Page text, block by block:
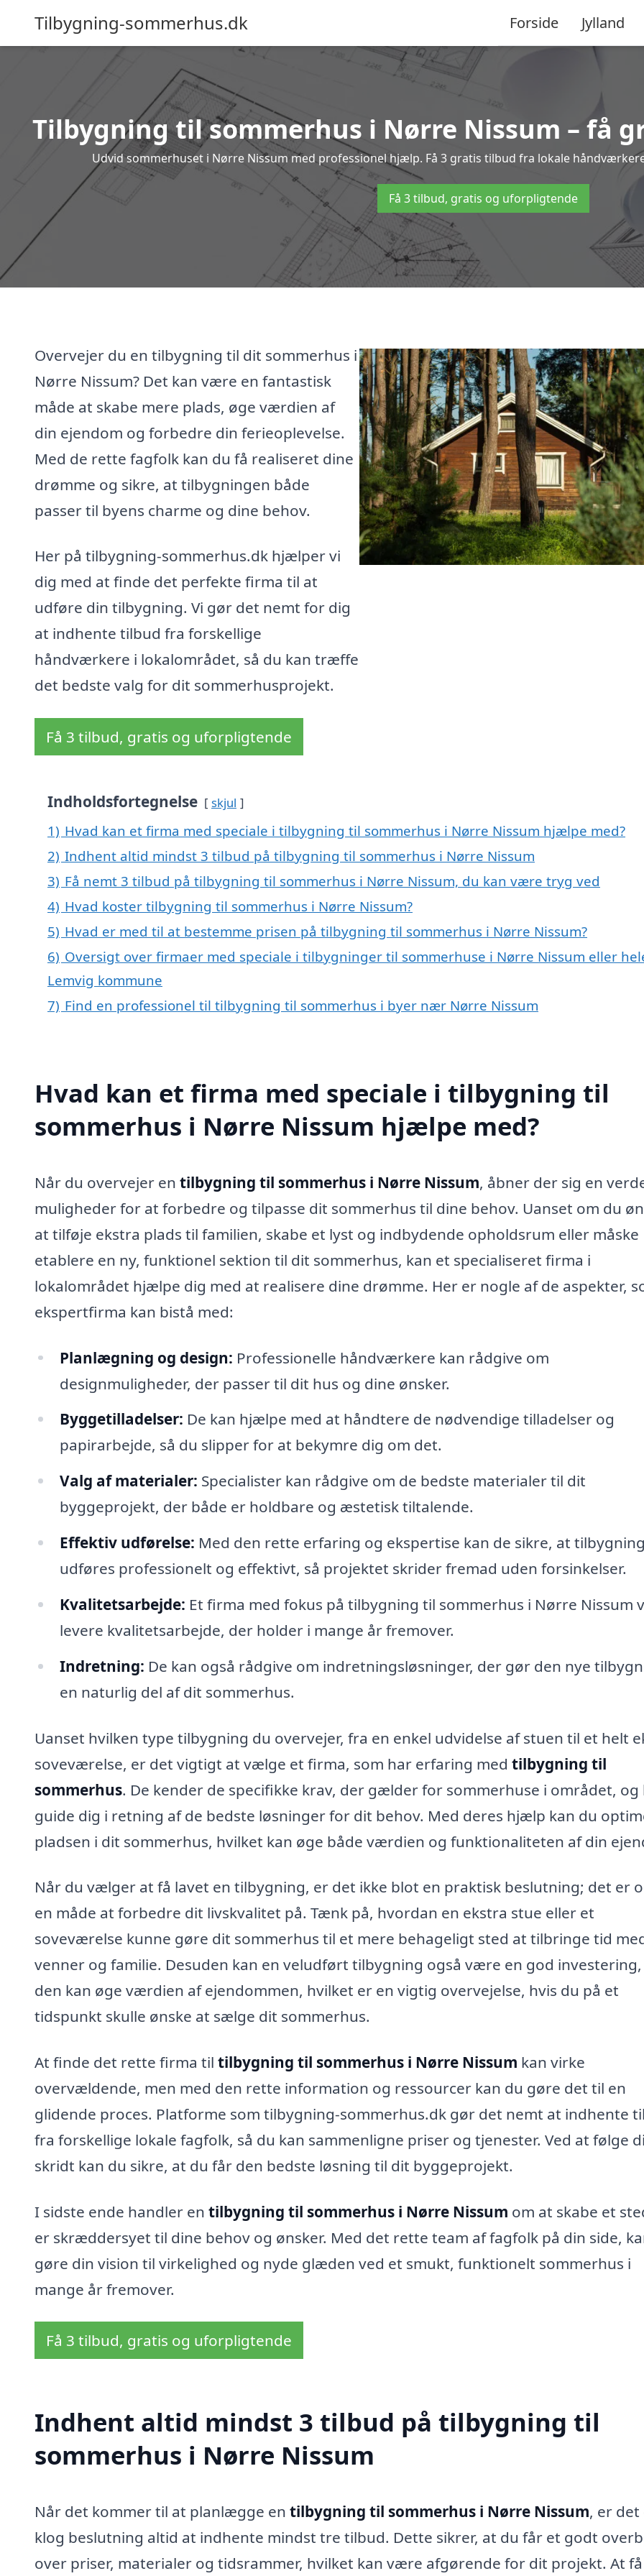
Tilbygning-sommerhus.dk Forside Jylland
Tilbygning til sommerhus i Nørre Nissum – få
Udvid sommerhuset i Nørre Nissum med professionel hjælp. Få 3 gratis tilbud fra lokale
Få 3 tilbud, gratis og uforpligtende
Overvejer du en tilbygning til dit sommerhus i
Nørre Nissum? Det kan være en fantastisk
måde at skabe mere plads, øge værdien af
din ejendom og forbedre din ferieoplevelse.
Med de rette fagfolk kan du få realiseret dine
drømme og sikre, at tilbygningen både
passer til byens charme og dine behov.
Her på tilbygning-sommerhus.dk hjælper vi
dig med at finde det perfekte firma til at
udføre din tilbygning. Vi gør det nemt for dig
at indhente tilbud fra forskellige
håndværkere i lokalområdet, så du kan træffe
det bedste valg for dit sommerhusprojekt.
Få 3 tilbud, gratis og uforpligtende
Indholdsfortegnelse skjul
1) Hvad kan et firma med speciale i tilbygning til sommerhus i Nørre Nissum hjælpe med?
2) Indhent altid mindst 3 tilbud på tilbygning til sommerhus i Nørre Nissum
3) Få nemt 3 tilbud på tilbygning til sommerhus i Nørre Nissum, du kan være tryg ved
4) Hvad koster tilbygning til sommerhus i Nørre Nissum?
5) Hvad er med til at bestemme prisen på tilbygning til sommerhus i Nørre Nissum?
6) Oversigt over firmaer med speciale i tilbygninger til sommerhuse i Nørre Nissum eller
Lemvig kommune
7) Find en professionel til tilbygning til sommerhus i byer nær Nørre Nissum
Hvad kan et firma med speciale i tilbygning til
sommerhus i Nørre Nissum hjælpe med?
Når du overvejer en tilbygning til sommerhus i Nørre Nissum, åbner der sig en
muligheder for at forbedre og tilpasse dit sommerhus til dine behov. Uanset om du
at tilføje ekstra plads til familien, skabe et lyst og indbydende opholdsrum eller måske
etablere en ny, funktionel sektion til dit sommerhus, kan et specialiseret firma i
lokalområdet hjælpe dig med at realisere dine drømme. Her er nogle af de aspekter,
ekspertfirma kan bistå med:
Planlægning og design: Professionelle håndværkere kan rådgive om
designmuligheder, der passer til dit hus og dine ønsker.
Byggetilladelser: De kan hjælpe med at håndtere de nødvendige tilladelser og
papirarbejde, så du slipper for at bekymre dig om det.
Valg af materialer: Specialister kan rådgive om de bedste materialer til dit
byggeprojekt, der både er holdbare og æstetisk tiltalende.
Effektiv udførelse: Med den rette erfaring og ekspertise kan de sikre, at
udføres professionelt og effektivt, så projektet skrider fremad uden forsinkelser.
Kvalitetsarbejde: Et firma med fokus på tilbygning til sommerhus i Nørre Nissum
levere kvalitetsarbejde, der holder i mange år fremover.
Indretning: De kan også rådgive om indretningsløsninger, der gør den nye
en naturlig del af dit sommerhus.
Uanset hvilken type tilbygning du overvejer, fra en enkel udvidelse af stuen til et helt
soveværelse, er det vigtigt at vælge et firma, som har erfaring med tilbygning til
sommerhus. De kender de specifikke krav, der gælder for sommerhuse i området, og
guide dig i retning af de bedste løsninger for dit behov. Med deres hjælp kan du
pladsen i dit sommerhus, hvilket kan øge både værdien og funktionaliteten af din
Når du vælger at få lavet en tilbygning, er det ikke blot en praktisk beslutning; det er
en måde at forbedre dit livskvalitet på. Tænk på, hvordan en ekstra stue eller et
soveværelse kunne gøre dit sommerhus til et mere behageligt sted at tilbringe tid
venner og familie. Desuden kan en veludført tilbygning også være en god investering,
den kan øge værdien af ejendommen, hvilket er en vigtig overvejelse, hvis du på et
tidspunkt skulle ønske at sælge dit sommerhus.
At finde det rette firma til tilbygning til sommerhus i Nørre Nissum kan virke
overvældende, men med den rette information og ressourcer kan du gøre det til en
glidende proces. Platforme som tilbygning-sommerhus.dk gør det nemt at indhente
fra forskellige lokale fagfolk, så du kan sammenligne priser og tjenester. Ved at følge
skridt kan du sikre, at du får den bedste løsning til dit byggeprojekt.
I sidste ende handler en tilbygning til sommerhus i Nørre Nissum om at skabe et
er skræddersyet til dine behov og ønsker. Med det rette team af fagfolk på din side,
gøre din vision til virkelighed og nyde glæden ved et smukt, funktionelt sommerhus i
mange år fremover.
Få 3 tilbud, gratis og uforpligtende
Indhent altid mindst 3 tilbud på tilbygning til
sommerhus i Nørre Nissum
Når det kommer til at planlægge en tilbygning til sommerhus i Nørre Nissum, er det
klog beslutning altid at indhente mindst tre tilbud. Dette sikrer, at du får et godt
over priser, materialer og tidsrammer, hvilket kan være afgørende for dit projekt. At